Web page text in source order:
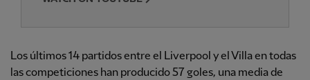
Los últimos 14 partidos entre el Liverpool y el Villa en todas
las competiciones han producido 57 goles, una media de